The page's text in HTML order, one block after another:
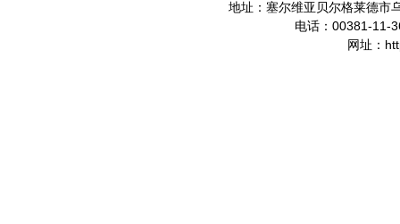
地址：塞尔维亚贝尔格莱德市
电话： 00381-11-
网址：